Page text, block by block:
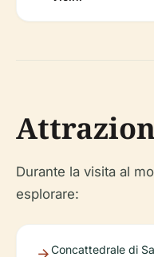
Durante la visita al
esplorare:
Concattedrale di